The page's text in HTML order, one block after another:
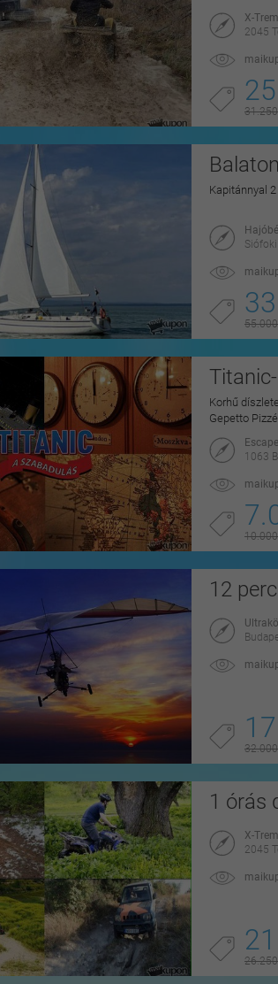
X-
2045
Kapitánnyal
Korhű
Gepetto
1063
12
1 órás
X-
2045